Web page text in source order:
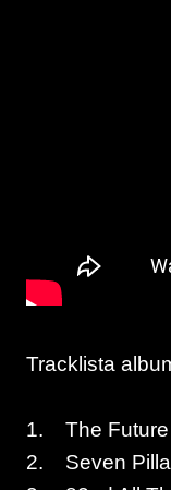
Tracklista
1. The Future
2. Seven